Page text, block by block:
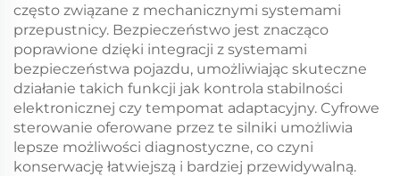
często związane z mechanicznymi systemami
przepustnicy. Bezpieczeństwo jest znacząco
poprawione dzięki integracji z systemami
bezpieczeństwa pojazdu, umożliwiając skuteczne
działanie takich funkcji jak kontrola stabilności
elektronicznej czy tempomat adaptacyjny. Cyfrowe
sterowanie oferowane przez te silniki umożliwia
lepsze możliwości diagnostyczne, co czyni
konserwację łatwiejszą i bardziej przewidywalną.